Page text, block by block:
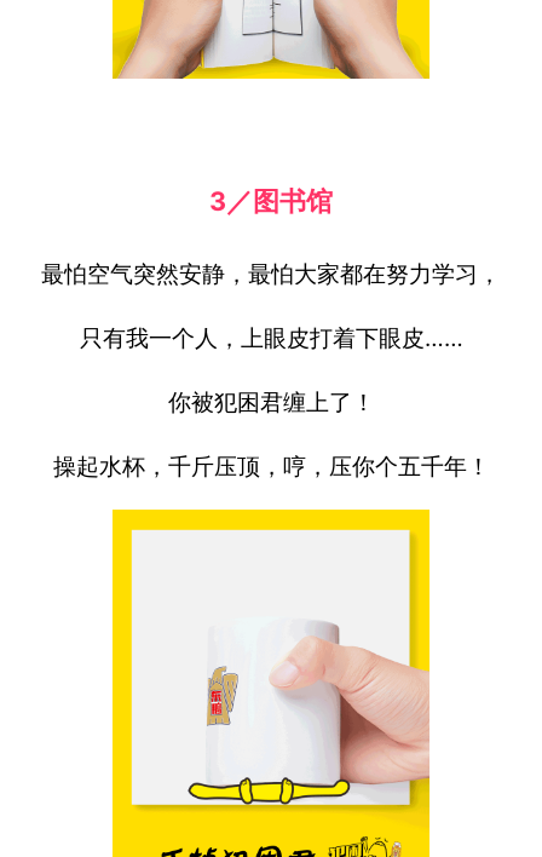
3／图书馆
最怕空气突然安静，最怕大家都在努力学习，
只有我一个人，上眼皮打着下眼皮……
你被犯困君缠上了！
操起水杯，千斤压顶，哼，压你个五千年！